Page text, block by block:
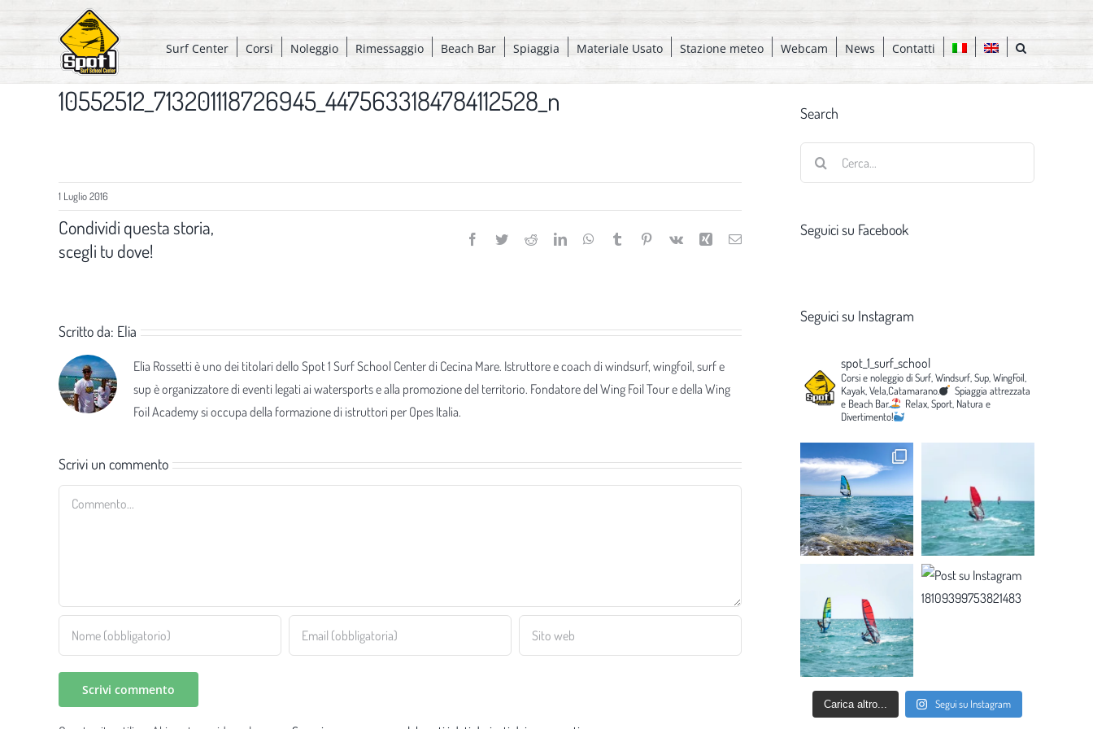
contenuto
Surf Center Corsi Noleggio Rimessaggio Beach Bar Spiaggia Materiale Usato Stazione meteo Webcam News Contatti
10552512_713201118726945_4475633184784112528_n
1 Luglio 2016
Condividi questa storia,
scegli tu dove!
Facebook
TwitterRedditLinkedInWhatsApp
Tumblr Pinterest
Vk Xing Email
Scritto da: Elia
Elia Rossetti è uno dei titolari dello Spot 1 Surf School Center di Cecina Mare. Istruttore e coach di windsurf, wingfoil, surf e
sup è organizzatore di eventi legati ai watersports e alla promozione del territorio. Fondatore del Wing Foil Tour e della Wing
Foil Academy si occupa della formazione di istruttori per Opes Italia.
Scrivi un commento
Commento
Search
Seguici su Facebook
Seguici su Instagram
spot_1_surf_school
Corsi e noleggio di Surf, Windsurf, Sup, WingFoil,
Kayak, Vela,Catamarano.
Spiaggia attrezzata
e Beach Bar.
Relax, Sport, Natura e
Divertimento!
Carica altro... Segui su Instagram